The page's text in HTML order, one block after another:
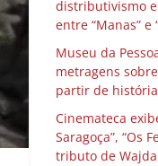
distributivismo
entre “Manas” e
Museu da
metragens
partir de
Cinemateca
Saragoça”, “Os
tributo de